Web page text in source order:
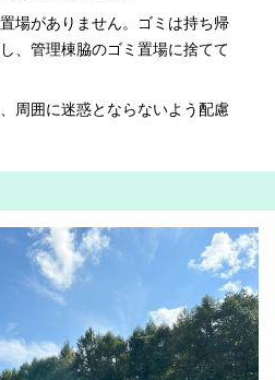
場がありません。ゴミは持ち帰
、管理棟脇のゴミ置場に捨てて
周囲に迷惑とならないよう配慮